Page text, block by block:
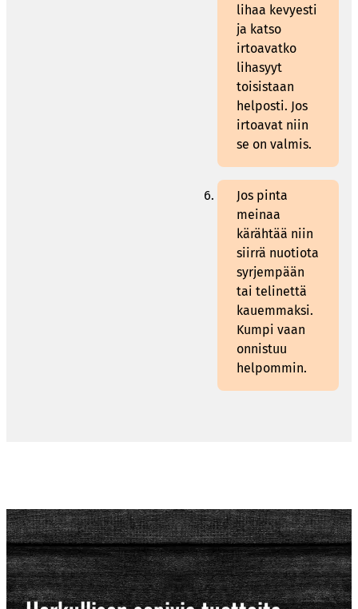
lihaa kevyesti
ja katso
irtoavatko
lihasyyt
toisistaan
helposti. Jos
irtoavat niin
se on valmis.
Jos pinta
meinaa
kärähtää niin
siirrä nuotiota
syrjempään
tai telinettä
kauemmaksi.
Kumpi vaan
onnistuu
helpommin.